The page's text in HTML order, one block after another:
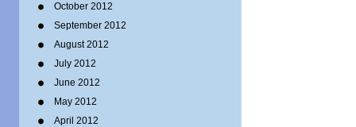
October 2012
September 2012
August 2012
July 2012
June 2012
May 2012
April 2012